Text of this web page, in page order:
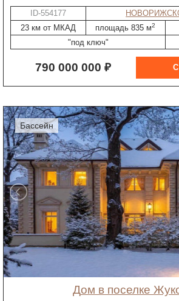
ID-554177
23 км от МКАД
площадь 835 м2
"под ключ"
790 000 000 ₽
бассейн
дом в поселке